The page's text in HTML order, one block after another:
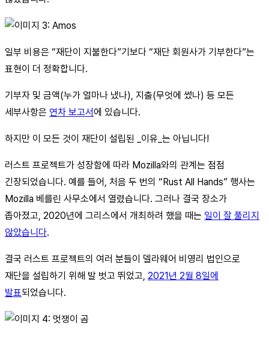
일부 비용은 “재단이 지불한다”기보다 “재단 회원사가 기부한다”는
표현이 더 정확합니다.
기부자 및 금액(누가 얼마나 냈나), 지출(무엇에 썼나) 등 모든
세부사항은 연차 보고서에 있습니다.
하지만 이 모든 것이 재단이 설립된 _이유_는 아닙니다!
러스트 프로젝트가 성장함에 따라 Mozilla와의 관계는 점점
긴장되었습니다. 예를 들어, 처음 두 번의 “Rust All Hands” 행사는
Mozilla 베를린 사무소에서 열렸습니다. 그러나 결국 장소가
좁아졌고, 2020년에 그리스에서 개최하려 했을 때는 일이 잘 풀리지
않았습니다.
결국 러스트 프로젝트의 여러 분들이 델라웨어 비영리 법인으로
재단을 설립하기 위해 발 벗고 뛰었고, 2021년 2월 8일에
발표되었습니다.